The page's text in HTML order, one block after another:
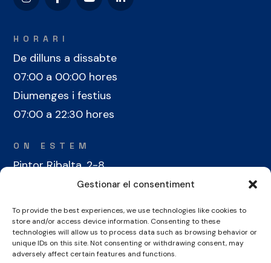
Gestionar el consentiment
To provide the best experiences, we use technologies like cookies to
store and/or access device information. Consenting to these
technologies will allow us to process data such as browsing behavior or
unique IDs on this site. Not consenting or withdrawing consent, may
adversely affect certain features and functions.
HORARI
De dilluns a dissabte
07:00 a 00:00 hores
Diumenges i festius
07:00 a 22:30 hores
ON ESTEM
Pintor Ribalta, 2-8
08028 Barcelona
CONTACTE
+34 934 486 350
cel@laieta.cat